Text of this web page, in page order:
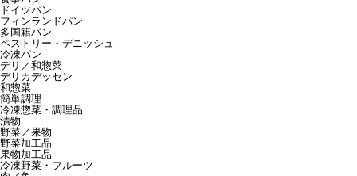
ドイツパン
フィンランドパン
多国籍パン
ペストリー・デニッシュ
冷凍パン
デリ／和惣菜
デリカデッセン
和惣菜
簡単調理
冷凍惣菜・調理品
漬物
野菜／果物
野菜加工品
果物加工品
冷凍野菜・フルーツ